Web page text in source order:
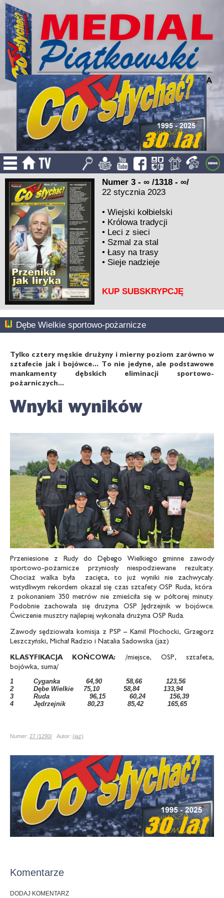
Numer 3 - ∞ /1318 - ∞/
22 stycznia 2023
•Wiejski kołbielski
• Królowa tradycji
• Leci z sieci
• Szmal za stal
•Łasy na trasy
• Sieje nadzieje
KUP SUBSKRYPCJĘ
Dębe Wielkie sportowo-pożarnicze
Tylko cztery męskie drużyny i mierny poziom zarówno w
sztafecie jak i bojówce... To nie jedyne, ale podstawowe
mankamenty dębskich eliminacji sportowo-
pożarniczych...
Wnyki wyników
Przeniesione z Rudy do Dębego Wielkiego gminne zawody
sportowo-pożarnicze przyniosły niespodziewane rezultaty.
Chociaż walka była zacięta, to już wyniki nie zachwycały.
wstydliwym rekordem okazał się czas sztafety OSP Ruda, która
z pokonaniem 350 metrów nie zmieściła się w półtorej minuty.
Podobnie zachowała się drużyna OSP Jędrzejnik w bojówce.
Ćwiczenie musztry najlepiej wykonała drużyna OSP Ruda.
Zawody sędziowała komisja z PSP – Kamil Płochocki, Grzegorz
Leszczyński, Michał Radzio i Natalia Sadowska (jaz)
KLASYFIKACJA KOŃCOWA: /miejsce, OSP, sztafeta,
bojówka, suma/
1 Cyganka 64,90 58,66 123,56
2 Dębe Wielkie 75,10 58,84 133,94
3 Ruda 96,15 60,24 156,39
4 Jędrzejnik 80,23 85,42 165,65
Numer: 27 /1290/ Autor: (jaz)
Komentarze
DODAJ KOMENTARZ